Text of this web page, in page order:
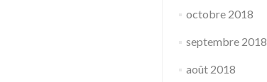
octobre 2018
septembre 2018
août 2018